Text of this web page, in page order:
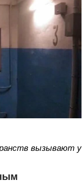
вызывают у